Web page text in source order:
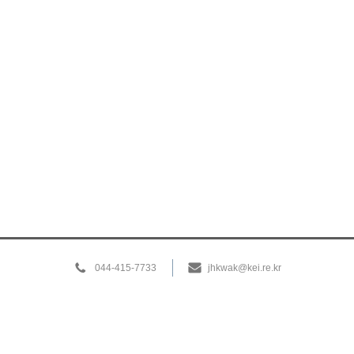
044-415-7733 jhkwak@kei.re.kr